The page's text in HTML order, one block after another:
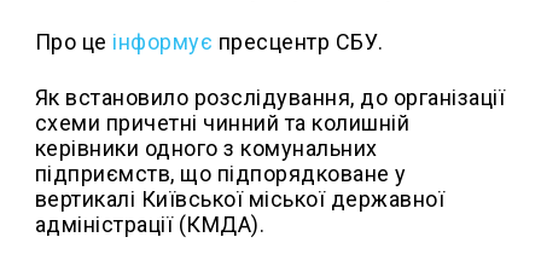
Про це інформує пресцентр СБУ.
Як встановило розслідування, до організації
схеми причетні чинний та колишній
керівники одного з комунальних
підприємств, що підпорядковане у
вертикалі Київської міської державної
адміністрації (КМДА).